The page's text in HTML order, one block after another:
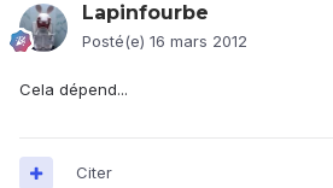
Lapinfourbe
Posté(e) 16 mars 2012
Cela dépend...
Citer